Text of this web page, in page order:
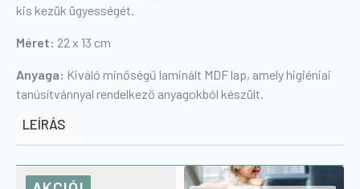
kis kezük ügyességét.
Méret: 22 x 13 cm
Anyaga: Kiváló minőségű laminált MDF lap, amely higiéniai
tanúsítvánnyal rendelkező anyagokból készült.
LEÍRÁS